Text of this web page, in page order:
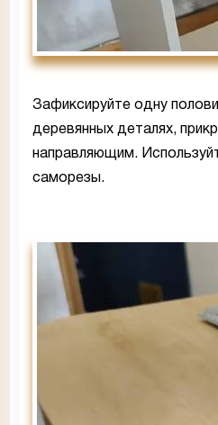
Зафиксируйте одну
деревянных деталях,
направляющим.
саморезы.